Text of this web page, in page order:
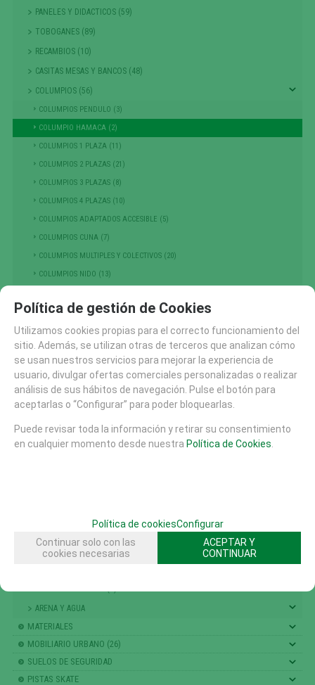
PANELES Y DIDACTICOS (59)
TOBOGANES (89)
RECAMBIOS (10)
CASITAS MESAS Y BANCOS (48)
COLUMPIOS (56)
COLUMPIOS PENDULO (3)
COLUMPIO HAMACA (2)
COLUMPIOS 1 PLAZA (11)
COLUMPIOS 2 PLAZAS (21)
COLUMPIOS 3 PLAZAS (8)
COLUMPIOS 4 PLAZAS (10)
COLUMPIOS ADAPTADOS ACCESIBLE (5)
COLUMPIOS CUNA (7)
COLUMPIOS MULTIPLES Y COLECTIVOS (20)
COLUMPIOS NIDO (13)
NIÑOS PEQUEÑOS
ESCALADA , TREPA Y EQUILIBRIO (301)
GRANDES JUEGOS (14)
MUELLES Y BALANCINES (68)
TIOVIVOS , CARRUSELES Y DINAMICOS (25)
PASARELAS (7)
ACCESORIOS AREAS JUEGO (1)
PUNTOS DE ENCUENTRO (117)
COMBINACIÓN TORRES (14)
JUEGOS MUSICALES (95)
ARENA Y AGUA
MATERIALES
MOBILIARIO URBANO (26)
SUELOS DE SEGURIDAD
PISTAS SKATE
Política de gestión de Cookies
Utilizamos cookies propias para el correcto funcionamiento del
sitio. Además, se utilizan otras de terceros que analizan cómo
se usan nuestros servicios para mejorar la experiencia de
usuario, divulgar ofertas comerciales personalizadas o realizar
análisis de sus hábitos de navegación. Pulse el botón para
aceptarlas o “Configurar” para poder bloquearlas.
Puede revisar toda la información y retirar su consentimiento
en cualquier momento desde nuestra Política de Cookies
Política de cookiesConfigurar
Continuar solo con las
cookies necesarias
ACEPTAR Y
CONTINUAR